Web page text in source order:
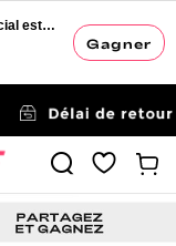
Gagner
ROMWE - Votre e-centre commercial esthétique